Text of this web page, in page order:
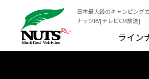
日本最大級のキャンピング
ナッツRV[テレビCM放送]
ライン